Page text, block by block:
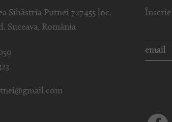
Sihăstria Putnei 727455 loc.
Suceava, România